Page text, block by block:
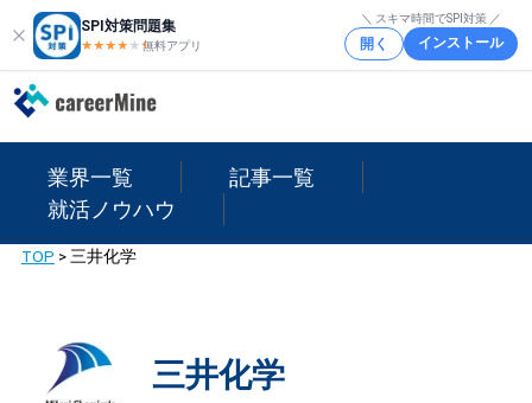
SPI対策問題集
★★★★ ★★
無料アプリ
＼ スキマ時間でSPI対策 ／
開く インストール
業界一覧
記事一覧
就活ノウハウ
TOP > 三井化学
三井化学